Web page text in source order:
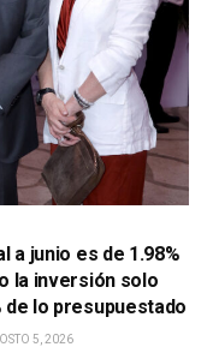
a junio es de 1.98%
la inversión solo
de lo presupuestado
5, 2026